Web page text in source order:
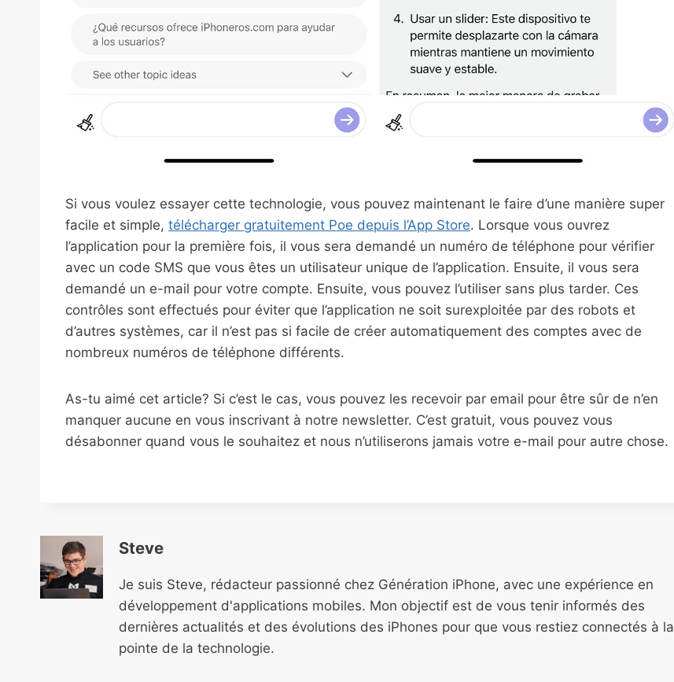
Si vous voulez essayer cette technologie, vous pouvez maintenant le faire d’une manière super
facile et simple, télécharger gratuitement Poe depuis l’App Store. Lorsque vous ouvrez
l’application pour la première fois, il vous sera demandé un numéro de téléphone pour vérifier
avec un code SMS que vous êtes un utilisateur unique de l’application. Ensuite, il vous sera
demandé un e-mail pour votre compte. Ensuite, vous pouvez l’utiliser sans plus tarder. Ces
contrôles sont effectués pour éviter que l’application ne soit surexploitée par des robots et
d’autres systèmes, car il n’est pas si facile de créer automatiquement des comptes avec de
nombreux numéros de téléphone différents.
As-tu aimé cet article? Si c’est le cas, vous pouvez les recevoir par email pour être sûr de n’en
manquer aucune en vous inscrivant à notre newsletter. C’est gratuit, vous pouvez vous
désabonner quand vous le souhaitez et nous n’utiliserons jamais votre e-mail pour autre chose.
Steve
Je suis Steve, rédacteur passionné chez Génération iPhone, avec une expérience en
développement d'applications mobiles. Mon objectif est de vous tenir informés des
dernières actualités et des évolutions des iPhones pour que vous restiez connectés à la
pointe de la technologie.